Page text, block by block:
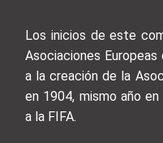
Los inicios de este
Asociaciones
a la creación de la
en 1904, mismo año
a la FIFA.